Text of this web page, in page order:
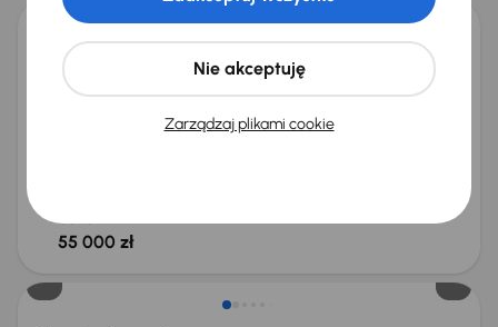
Toyota Avensis
2018100 423 km Automat Benzyna1.8 Valvematic
+7 kolejnych
Cena
55 000 zł
Świeżo skupione
Zarządzaj plikami cookie
Nie akceptuję